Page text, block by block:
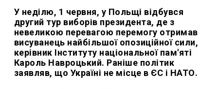
У неділю, 1 червня, у Польщі відбувся
другий тур виборів президента, де з
невеликою перевагою перемогу отримав
висуванець найбільшої опозиційної сили,
керівник Інституту національної пам'яті
Кароль Навроцький. Раніше політик
заявляв, що Україні не місце в ЄС і НАТО.